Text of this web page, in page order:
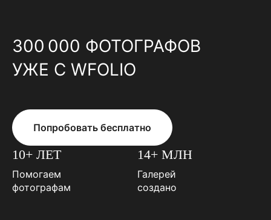
300 000 ФОТОГРАФОВ
УЖЕ С WFOLIO
Попробовать бесплатно
10+ ЛЕТ
Помогаем
фотографам
14+ МЛН
Галерей
создано